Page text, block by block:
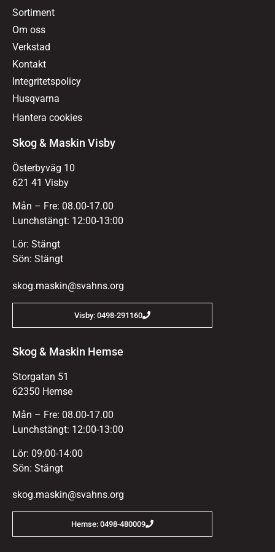
Sortiment
Om oss
Verkstad
Kontakt
Integritetspolicy
Husqvarna
Hantera cookies
Skog & Maskin Visby
Österbyväg 10
621 41 Visby
Mån – Fre: 08.00-17.00
Lunchstängt: 12:00-13:00
Lör: Stängt
Sön: Stängt
skog.maskin@svahns.org
Visby: 0498-291160
Skog & Maskin Hemse
Storgatan 51
62350 Hemse
Mån – Fre: 08.00-17.00
Lunchstängt: 12:00-13:00
Lör: 09:00-14:00
Sön: Stängt
skog.maskin@svahns.org
Hemse: 0498-480009